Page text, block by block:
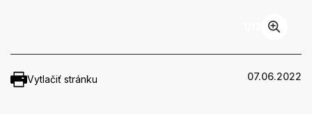
Vytlačiť stránku 07.06.2022